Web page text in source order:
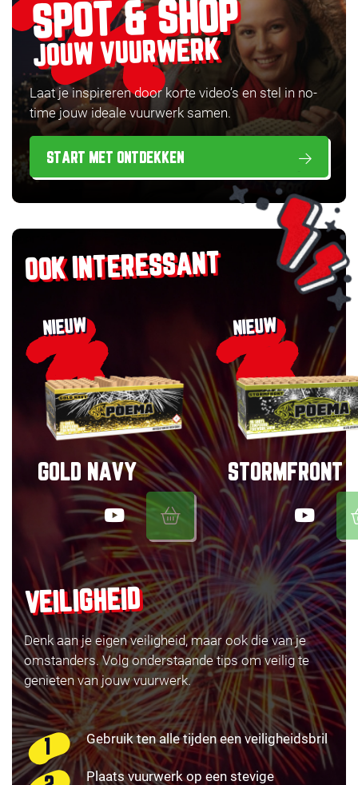
SPOT & SHOP
JOUW VUURWERK
Laat je inspireren door korte video’s en stel in no-
time jouw ideale vuurwerk samen.
START MET ONTDEKKEN
OOK INTERESSANT
NIEUW
GOLD NAVY
NIEUW
STORMFRONT
VEILIGHEID
Denk aan je eigen veiligheid, maar ook die van je
omstanders. Volg onderstaande tips om veilig te
genieten van jouw vuurwerk.
Gebruik ten alle tijden een veiligheidsbril
Plaats vuurwerk op een stevige